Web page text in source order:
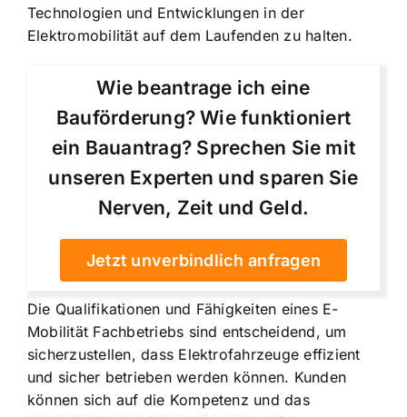
Technologien und Entwicklungen in der
Elektromobilität auf dem Laufenden zu halten.
Wie beantrage ich eine
Bauförderung? Wie funktioniert
ein Bauantrag? Sprechen Sie mit
unseren Experten und sparen Sie
Nerven, Zeit und Geld.
Jetzt unverbindlich anfragen
Die Qualifikationen und Fähigkeiten eines E-
Mobilität Fachbetriebs sind entscheidend, um
sicherzustellen, dass Elektrofahrzeuge effizient
und sicher betrieben werden können. Kunden
können sich auf die Kompetenz und das